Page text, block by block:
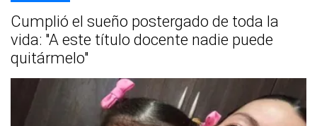
Cumplió el sueño postergado de toda la
vida: "A este título docente nadie puede
quitármelo"